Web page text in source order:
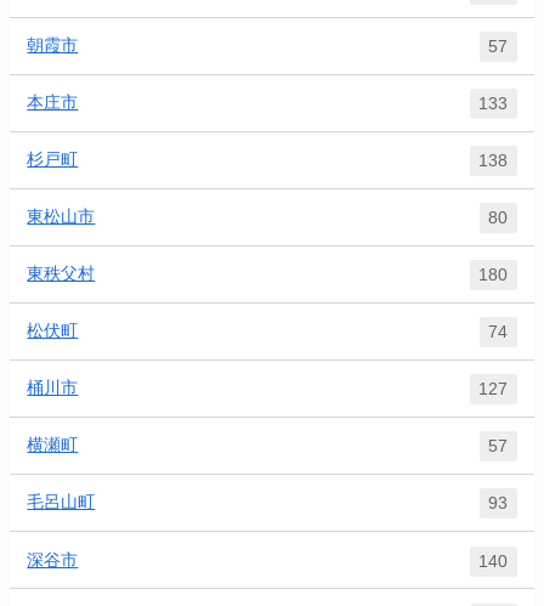
朝霞市 57
本庄市 133
杉戸町 138
東松山市 80
東秩父村 180
松伏町 74
桶川市 127
横瀬町 57
毛呂山町 93
深谷市 140